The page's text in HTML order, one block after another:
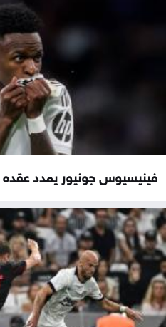
فينيسيوس جونيور يمدد عقده